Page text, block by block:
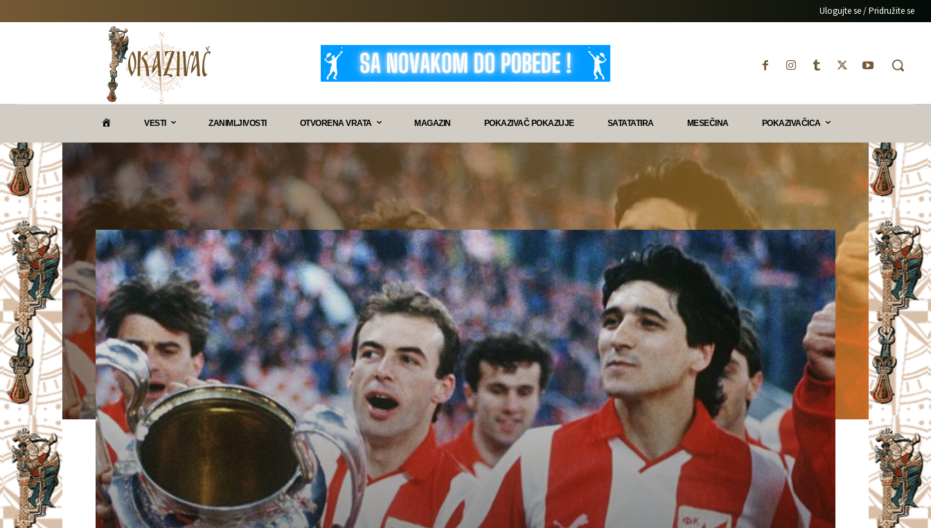
Ulogujte se / Pridružite se
A
Z
I
V
A
Č
VESTI ZANIMLJIVOSTI OTVORENA VRATA MAGAZIN POKAZIVAČ POKAZUJE SATATATIRA MESEČINA POKAZIVAČICA